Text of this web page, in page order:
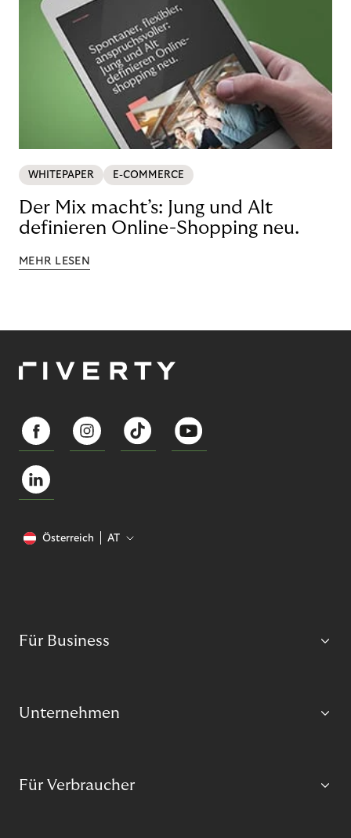
WHITEPAPER E-COMMERCE
Der Mix macht’s: Jung und Alt
definieren Online-Shopping neu.
MEHR LESEN
Österreich AT
Für Business
Unternehmen
Für Verbraucher